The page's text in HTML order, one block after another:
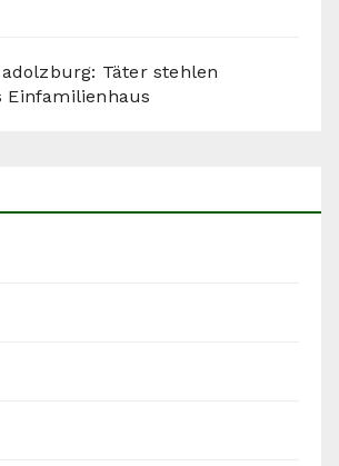
Täter stehlen
Einfamilienhaus